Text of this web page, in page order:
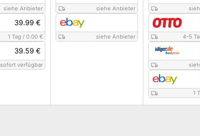
siehe Anbieter
39.99 €
1 Tag /0.00 €
39.59 €
sofort verfügbar
siehe Anbieter
siehe Anbieter 4-5
1